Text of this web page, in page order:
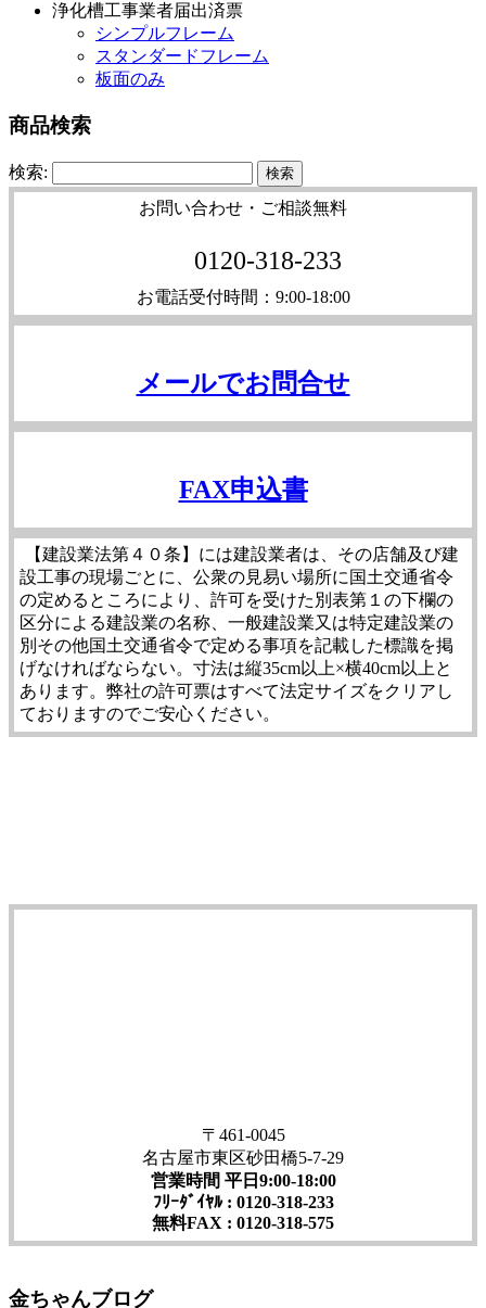
浄化槽工事業者届出済票
シンプルフレーム
スタンダードフレーム
板面のみ
商品検索
検索:
お問い合わせ・ご相談無料
0120-318-233
お電話受付時間：9:00-18:00
メールでお問合せ
FAX申込書
【建設業法第４０条】には建設業者は、その店舗及び建
設工事の現場ごとに、公衆の見易い場所に国土交通省令
の定めるところにより、許可を受けた別表第１の下欄の
区分による建設業の名称、一般建設業又は特定建設業の
別その他国土交通省令で定める事項を記載した標識を掲
げなければならない。寸法は縦35cm以上×横40cm以上と
あります。弊社の許可票はすべて法定サイズをクリアし
ておりますのでご安心ください。
〒461-0045
名古屋市東区砂田橋5-7-29
営業時間 平日9:00-18:00
ﾌﾘｰﾀﾞｲﾔﾙ : 0120-318-233
無料FAX : 0120-318-575
金ちゃんブログ